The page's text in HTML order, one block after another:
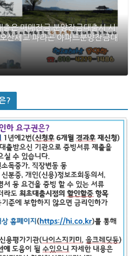
은 매매잔금 분양잔금대출시 시
산세교 파라곤 아파트분양잔금대
?